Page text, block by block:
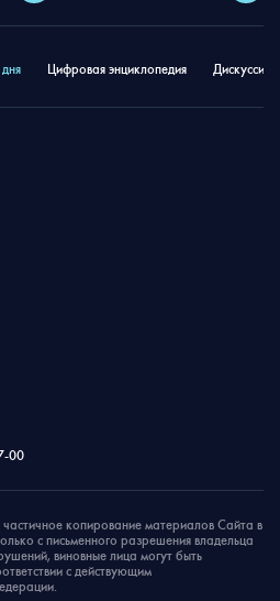
Цифровая энциклопедия
00
копирование материалов Сайта в
с письменного разрешения владельца
виновные лица могут быть
с действующим